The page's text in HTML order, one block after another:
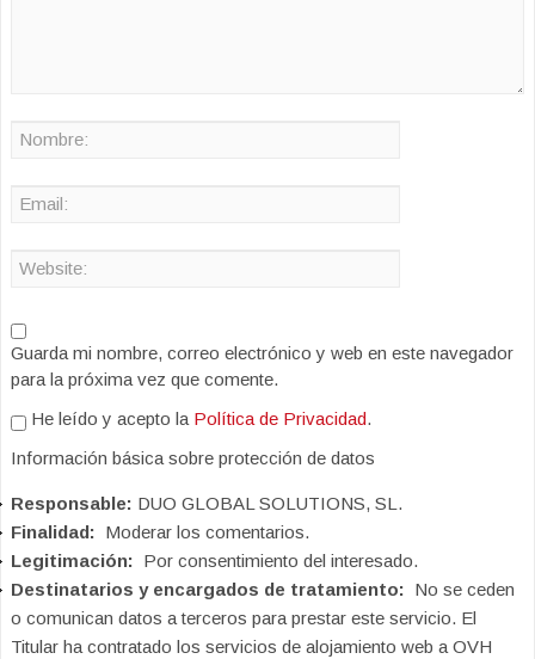
Guarda mi nombre, correo electrónico y web en este navegador
para la próxima vez que comente.
He leído y acepto la Política de Privacidad.
Información básica sobre protección de datos
Responsable: DUO GLOBAL SOLUTIONS, SL.
Finalidad: Moderar los comentarios.
Legitimación: Por consentimiento del interesado.
Destinatarios y encargados de tratamiento: No se ceden
o comunican datos a terceros para prestar este servicio. El
Titular ha contratado los servicios de alojamiento web a OVH